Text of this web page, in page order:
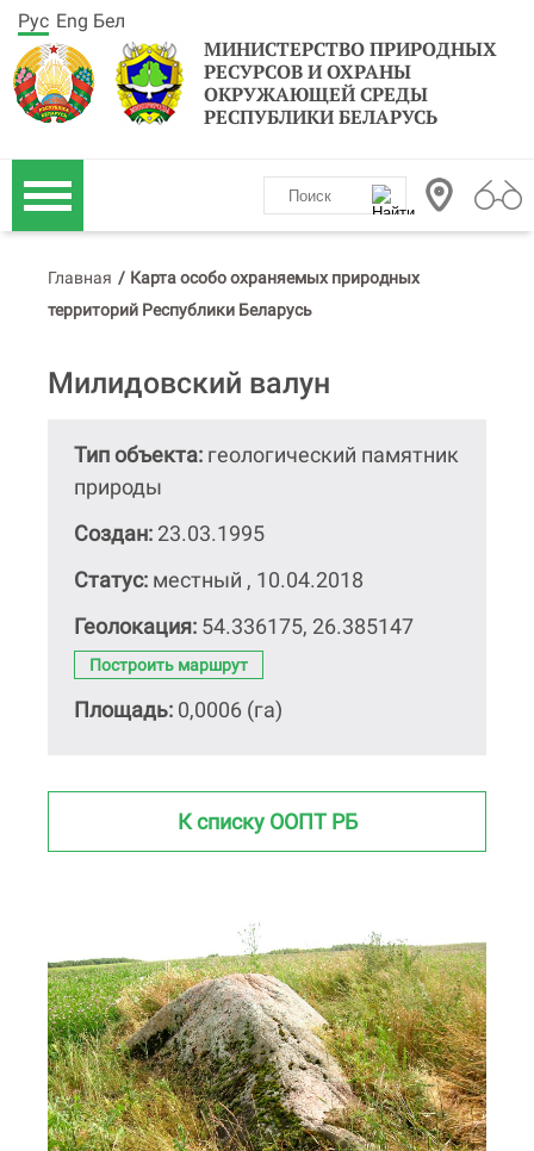
МИНИСТЕРСТВО ПРИРОДНЫХ
РЕСУРСОВ И ОХРАНЫ
ОКРУЖАЮЩЕЙ СРЕДЫ
РЕСПУБЛИКИ БЕЛАРУСЬ
Рус Eng Бел
Главная / Карта особо охраняемых природных
территорий Республики Беларусь
Милидовский валун
Тип объекта: геологический памятник
природы
Создан: 23.03.1995
Статус: местный , 10.04.2018
Геолокация: 54.336175, 26.385147
Построить маршрут
Площадь: 0,0006 (га)
К списку ООПТ РБ